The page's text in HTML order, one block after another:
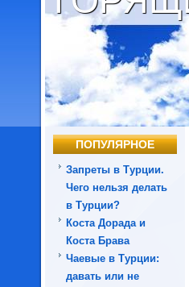
ПОПУЛЯРНОЕ
Запреты в Турции.
Чего нельзя делать
в Турции?
Коста Дорада и
Коста Брава
Чаевые в Турции:
давать или не